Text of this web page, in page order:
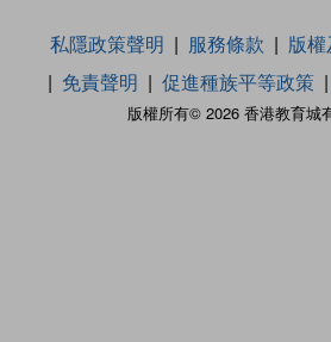
版權所有© 2026 香港教育城
私隱政策聲明 服務條款
版
免責聲明
促進種族平等政策